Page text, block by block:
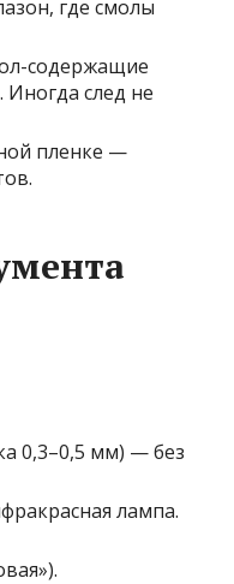
где смолы
содержащие
Иногда след не
пленке —
0,3–0,5 мм) — без
лампа.